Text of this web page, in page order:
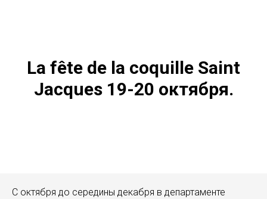
La fête de la coquille Saint
Jacques 19-20 октября.
С октября до середины декабря в департаменте